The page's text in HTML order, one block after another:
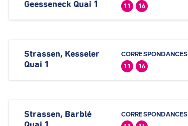
Geesseneck Quai 1
11 16
Strassen, Kesseler
Quai 1
CORRESPONDANCES
11 16
Strassen, Barblé
CORRESPONDANCES